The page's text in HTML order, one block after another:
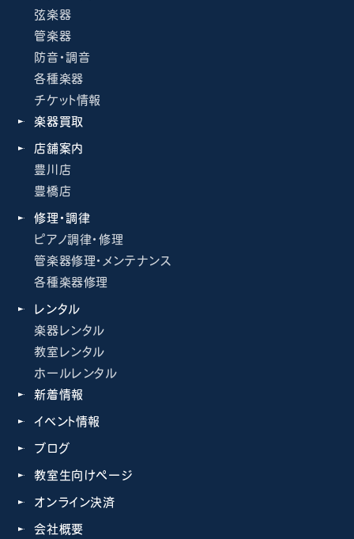
弦楽器
管楽器
防音・調音
各種楽器
チケット情報
楽器買取
店舗案内
豊川店
豊橋店
修理・調律
ピアノ調律・修理
管楽器修理・メンテナンス
各種楽器修理
レンタル
楽器レンタル
教室レンタル
ホールレンタル
新着情報
イベント情報
ブログ
教室生向けページ
オンライン決済
会社概要